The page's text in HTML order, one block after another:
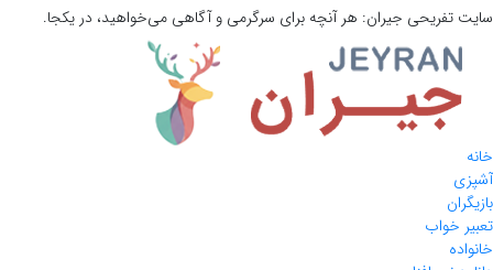
سایت تفریحی جیران: هر آنچه برای سرگرمی و آگاهی می‌خواهید، در یکجا.
خانه
آشپزی
بازیگران
تعبیر خواب
خانواده